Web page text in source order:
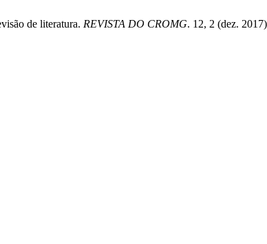
de literatura. REVISTA DO CROMG. 12, 2 (dez.